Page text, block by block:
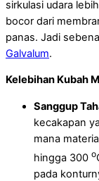
sirkulasi udara
bocor dari
panas. Jadi
Galvalum.
Kelebihan Kubah
Sanggup
kecakapan
mana
hingga 300 o
pada